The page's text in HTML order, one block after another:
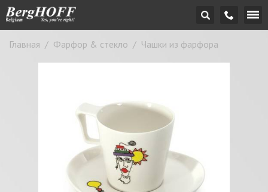
Главная / Фарфор & стекло / Чашки из фарфора